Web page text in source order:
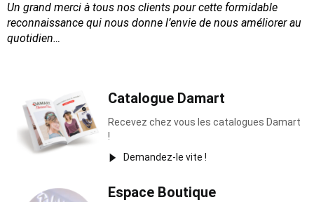
Un grand merci à tous nos clients pour cette formidable
reconnaissance qui nous donne l’envie de nous améliorer au
quotidien…
Catalogue Damart
Recevez chez vous les catalogues Damart
!
Demandez-le vite !
Espace Boutique